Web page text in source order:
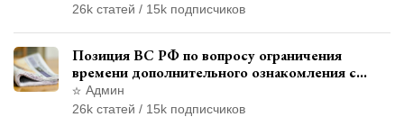
26k статей / 15k подписчиков
Позиция ВС РФ по вопросу ограничения
времени дополнительного ознакомления с
материалами уголовного дела
Админ
26k статей / 15k подписчиков